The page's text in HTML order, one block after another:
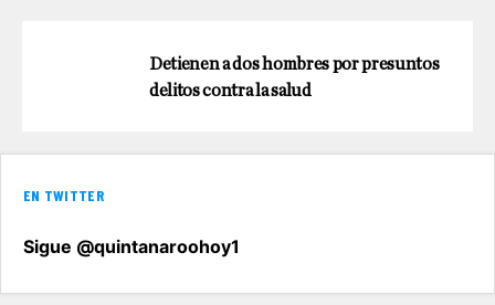
Detienen a dos hombres por presuntos
delitos contra la salud
EN TWITTER
Sigue @quintanaroohoy1